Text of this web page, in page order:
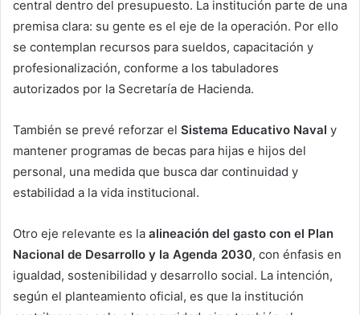
central dentro del presupuesto. La institución parte de una
premisa clara: su gente es el eje de la operación. Por ello
se contemplan recursos para sueldos, capacitación y
profesionalización, conforme a los tabuladores
autorizados por la Secretaría de Hacienda.
También se prevé reforzar el Sistema Educativo Naval y
mantener programas de becas para hijas e hijos del
personal, una medida que busca dar continuidad y
estabilidad a la vida institucional.
Otro eje relevante es la alineación del gasto con el Plan
Nacional de Desarrollo y la Agenda 2030, con énfasis en
igualdad, sostenibilidad y desarrollo social. La intención,
según el planteamiento oficial, es que la institución